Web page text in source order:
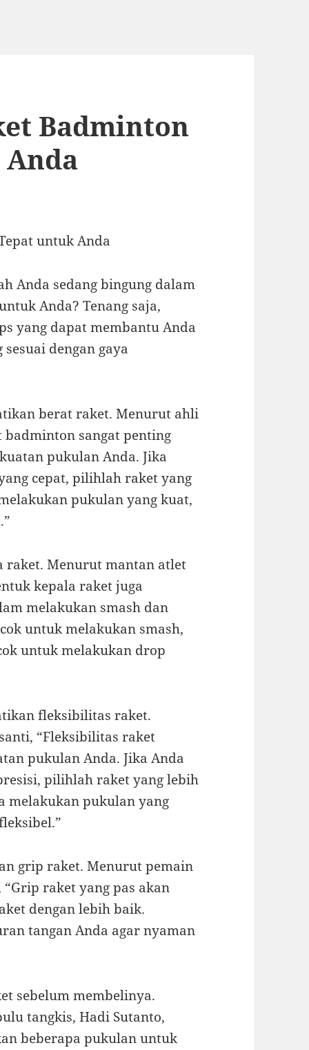
Badminton
untuk Anda
Anda sedang bingung dalam
Anda? Tenang saja,
yang dapat membantu Anda
dengan gaya
berat raket. Menurut ahli
badminton sangat penting
pukulan Anda. Jika
cepat, pilihlah raket yang
pukulan yang kuat,
raket. Menurut mantan atlet
kepala raket juga
melakukan smash dan
untuk melakukan smash,
untuk melakukan drop
fleksibilitas raket.
“Fleksibilitas raket
pukulan Anda. Jika Anda
pilihlah raket yang lebih
melakukan pukulan yang
grip raket. Menurut pemain
raket yang pas akan
dengan lebih baik.
tangan Anda agar nyaman
sebelum membelinya.
tangkis, Hadi Sutanto,
beberapa pukulan untuk